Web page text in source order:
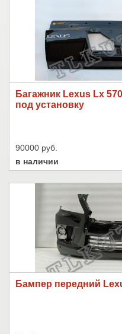
Багажник Lexus Lx
под установку
90000 руб.
в наличии
Бампер передний